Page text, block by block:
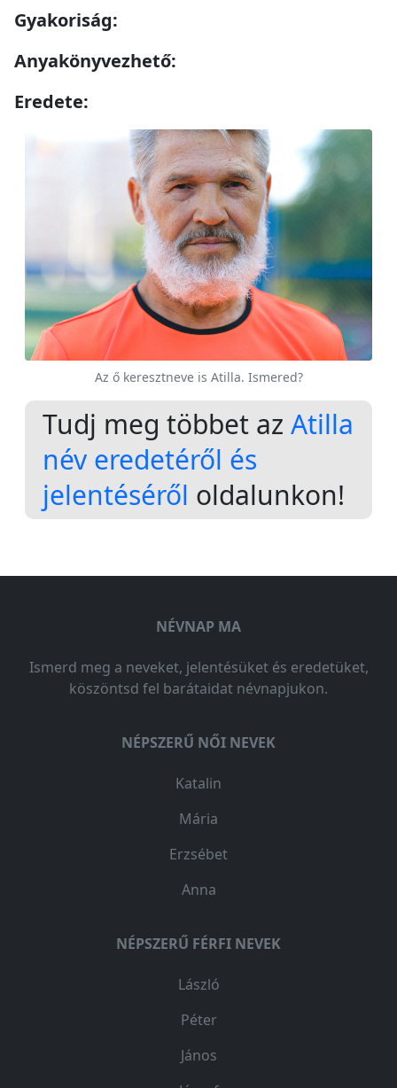
Gyakoriság:
Anyakönyvezhető:
Eredete:
Az ő keresztneve is Atilla. Ismered?
Tudj meg többet az Atilla
név eredetéről és
jelentéséről oldalunkon!
NÉVNAP MA
Ismerd meg a neveket, jelentésüket és eredetüket,
köszöntsd fel barátaidat névnapjukon.
NÉPSZERŰ NŐI NEVEK
Katalin
Mária
Erzsébet
Anna
NÉPSZERŰ FÉRFI NEVEK
László
Péter
János